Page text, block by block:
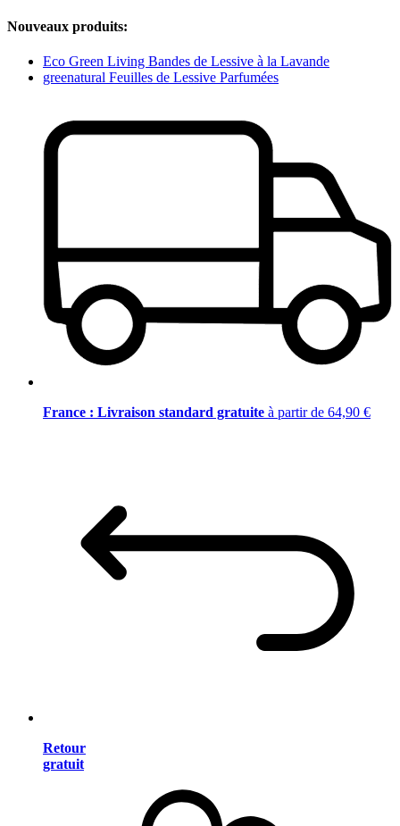
Nouveaux produits:
Eco Green Living Bandes de Lessive à la Lavande
greenatural Feuilles de Lessive Parfumées
France : Livraison standard gratuite à partir de 64,90 €
Retour
gratuit